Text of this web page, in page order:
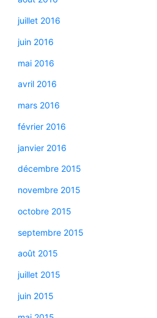
juillet 2016
juin 2016
mai 2016
avril 2016
mars 2016
février 2016
janvier 2016
décembre 2015
novembre 2015
octobre 2015
septembre 2015
août 2015
juillet 2015
juin 2015